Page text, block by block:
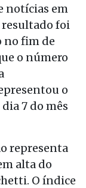
notícias em
resultado foi
no fim de
o número
o
7 do mês
representa
alta do
O índice